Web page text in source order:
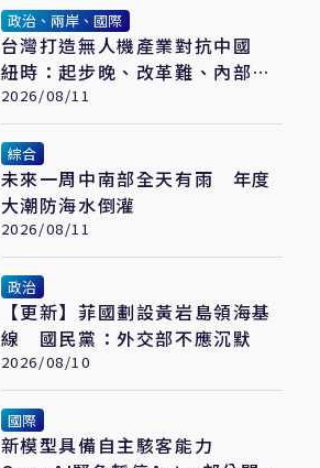
政治、兩岸、國際
台灣打造無人機產業對抗中國
紐時：起步晚、改革難、內部分
歧成阻力
2026/08/11
綜合
未來一周中南部全天有雨 年度
大潮防海水倒灌
2026/08/11
政治
【更新】菲國劃設黃岩島領海基
線 國民黨：外交部不應沉默
2026/08/10
國際
新模型具備自主駭客能力